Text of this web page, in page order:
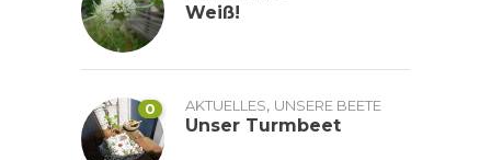
Weiß!
0 AKTUELLES, UNSERE BEETE
Unser Turmbeet